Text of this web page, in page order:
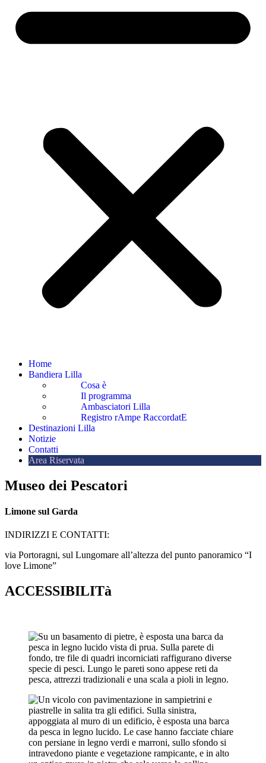
Home
Bandiera Lilla
Cosa è
Il programma
Ambasciatori Lilla
Registro rAmpe RaccordatE
Destinazioni Lilla
Notizie
Contatti
Area Riservata
Museo dei Pescatori
Limone sul Garda
INDIRIZZI E CONTATTI:​
via Portoragni, sul Lungomare all’altezza del punto panoramico “I
love Limone”
ACCESSIBILITà